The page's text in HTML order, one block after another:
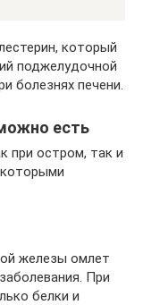
который
поджелудочной
болезнях печени.
есть
при остром, так и
железы омлет
При
белки и